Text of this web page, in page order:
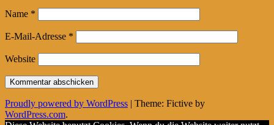
Name *
E-Mail-Adresse *
Website
Proudly powered by WordPress | Theme: Fictive by
WordPress.com.